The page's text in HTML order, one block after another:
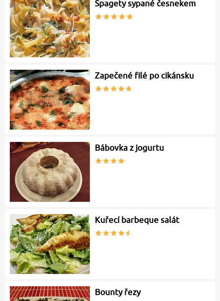
Špagety sypané česnekem
Zapečené filé po cikánsku
Bábovka z jogurtu
Kuřecí barbeque salát
Bounty řezy